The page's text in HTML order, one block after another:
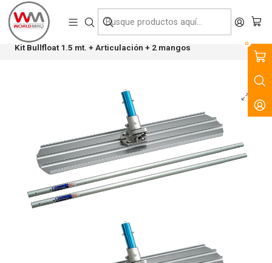
0
VENTA, ARRIENDO Y SERVICIO DE MAQUINARIA PARA LA
CONSTRUCCIÓN, MINERÍA E INDUSTRIA.
Inicio Productos
Tecnología del Hormigón
Herramientas Manuales
Kit Bullfloat 1.5 mt. + Articulación + 2 mangos